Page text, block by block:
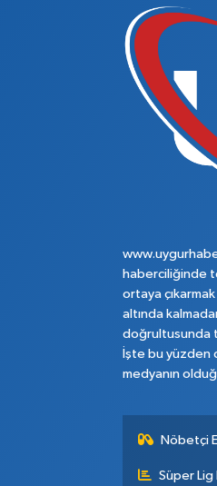
haberciliğinde
ortaya
altında
doğrultusunda
İşte bu yüzden
medyanın
Nöbetçi
Süper Lig